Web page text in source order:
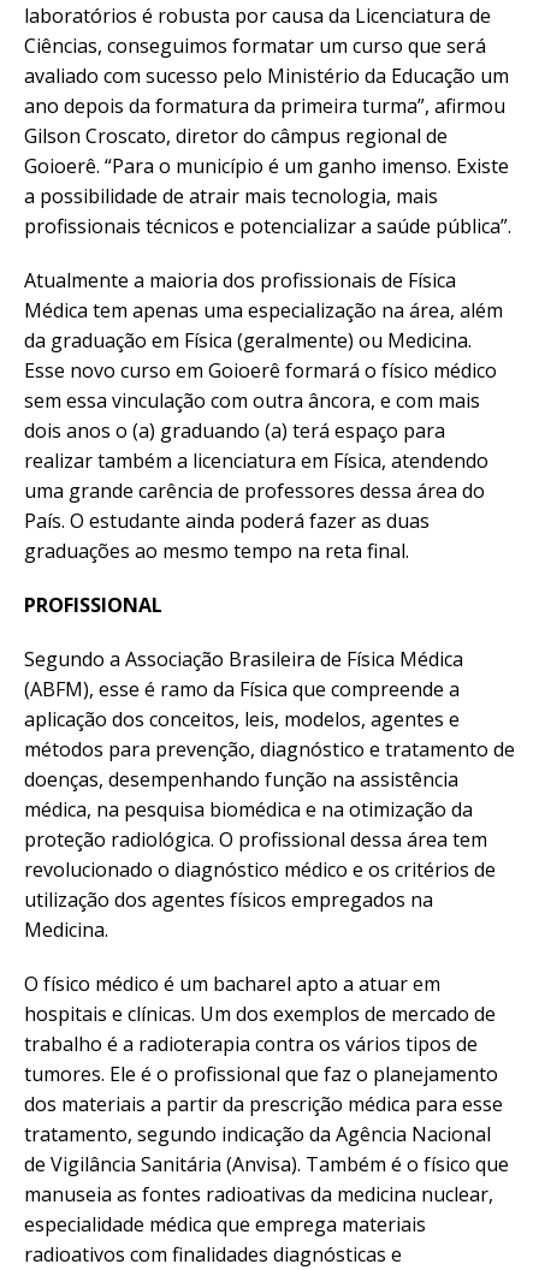
laboratórios é robusta por causa da Licenciatura de
Ciências, conseguimos formatar um curso que será
avaliado com sucesso pelo Ministério da Educação um
ano depois da formatura da primeira turma”, afirmou
Gilson Croscato, diretor do câmpus regional de
Goioerê. “Para o município é um ganho imenso. Existe
a possibilidade de atrair mais tecnologia, mais
profissionais técnicos e potencializar a saúde pública”.
Atualmente a maioria dos profissionais de Física
Médica tem apenas uma especialização na área, além
da graduação em Física (geralmente) ou Medicina.
Esse novo curso em Goioerê formará o físico médico
sem essa vinculação com outra âncora, e com mais
dois anos o (a) graduando (a) terá espaço para
realizar também a licenciatura em Física, atendendo
uma grande carência de professores dessa área do
País. O estudante ainda poderá fazer as duas
graduações ao mesmo tempo na reta final.
PROFISSIONAL
Segundo a Associação Brasileira de Física Médica
(ABFM), esse é ramo da Física que compreende a
aplicação dos conceitos, leis, modelos, agentes e
métodos para prevenção, diagnóstico e tratamento de
doenças, desempenhando função na assistência
médica, na pesquisa biomédica e na otimização da
proteção radiológica. O profissional dessa área tem
revolucionado o diagnóstico médico e os critérios de
utilização dos agentes físicos empregados na
Medicina.
O físico médico é um bacharel apto a atuar em
hospitais e clínicas. Um dos exemplos de mercado de
trabalho é a radioterapia contra os vários tipos de
tumores. Ele é o profissional que faz o planejamento
dos materiais a partir da prescrição médica para esse
tratamento, segundo indicação da Agência Nacional
de Vigilância Sanitária (Anvisa). Também é o físico que
manuseia as fontes radioativas da medicina nuclear,
especialidade médica que emprega materiais
radioativos com finalidades diagnósticas e